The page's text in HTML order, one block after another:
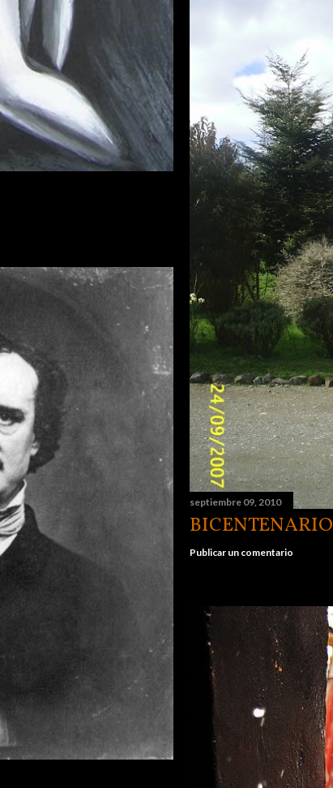
septiembre 09, 2010
BICENTENARIO
Publicar un comentario